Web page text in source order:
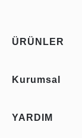
ÜRÜNLER
Kurumsal
YARDIM